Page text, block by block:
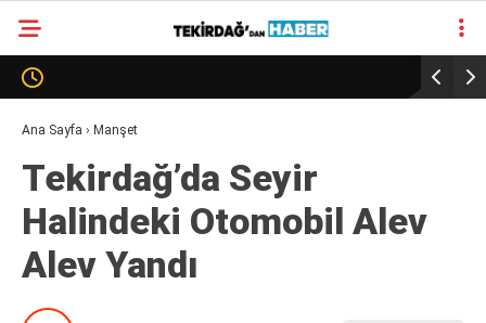
28°
TEKIRDAĞ
SÜR MANŞET
ALT MANŞET
Ana Sayfa › Manşet
Tekirdağ’da Seyir
Halindeki Otomobil Alev
Alev Yandı